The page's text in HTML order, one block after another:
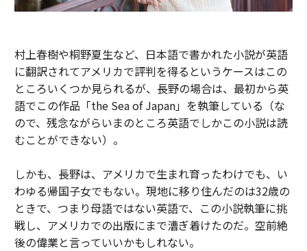
村上春樹や桐野夏生など、日本語で書かれた小説が英語
に翻訳されてアメリカで評判を得るというケースはこの
ところいくつか見られるが、長野の場合は、最初から英
語でこの作品「the Sea of Japan」を執筆している（な
ので、残念ながらいまのところ英語でしかこの小説は読
むことができない）。
しかも、長野は、アメリカで生まれ育ったわけでも、い
わゆる帰国子女でもない。現地に移り住んだのは32歳の
ときで、つまり母語ではない英語で、この小説執筆に挑
戦し、アメリカでの出版にまで漕ぎ着けたのだ。空前絶
後の偉業と言っていいかもしれない。